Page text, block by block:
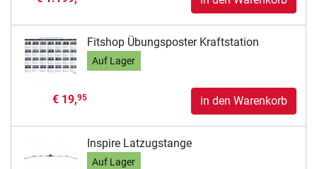
Fitshop Übungsposter Kraftstation
Auf Lager
€ 19,95 in den Warenkorb
Inspire Latzugstange
Auf Lager